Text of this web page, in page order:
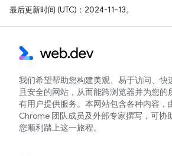
最后更新时间 (UTC)：2024-11-13。
我们希望帮助您构建美观、易于访问、快
且安全的网站，从而能跨浏览器并为您的
有用户提供服务。本网站包含各种内容，
Chrome 团队成员及外部专家撰写，可协
您顺利踏上这一旅程。